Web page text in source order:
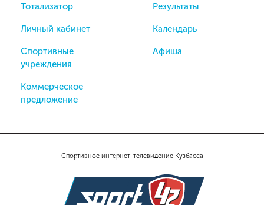
Спортивное интернет-телевидение Кузбасса
Тотализатор
Личный кабинет
Спортивные
учреждения
Коммерческое
предложение
Результаты
Календарь
Афиша